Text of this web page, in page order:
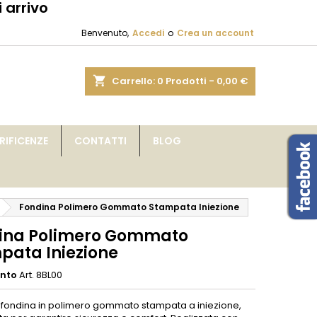
arrivo
Benvenuto, Accedi o Crea un account
shopping_cart Carrello: 0 Prodotti - 0,00 €
CONTATTI BLOG
Fondina Polimero Gommato Stampata Iniezione
Polimero Gommato
Iniezione
Art. 8BL00
in polimero gommato stampata a iniezione,